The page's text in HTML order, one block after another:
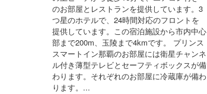
のお部屋とレストランを提供しています。3
つ星のホテルで、24時間対応のフロントを
提供しています。この宿泊施設から市内中心
部まで200m、玉陵まで4kmです。 プリンス
スマートイン那覇のお部屋には衛星チャンネ
ル付き薄型テレビとセーフティボックスが備
わります。それぞれのお部屋に冷蔵庫が備わ
ります。...